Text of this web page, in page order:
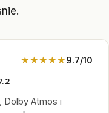
★★★★★9.7/10
Dolby Atmos i